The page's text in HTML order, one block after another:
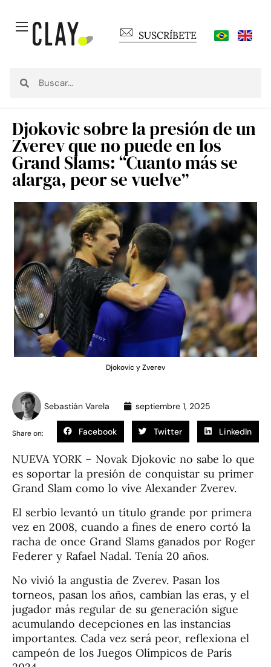
SUSCRÍBETE
Djokovic sobre la presión de un
Zverev que no puede en los
Grand Slams: “Cuanto más se
alarga, peor se vuelve”
Djokovic y Zverev
Sebastián Varela septiembre 1, 2025
Share on: Facebook Twitter LinkedIn
NUEVA YORK – Novak Djokovic no sabe lo que
es soportar la presión de conquistar su primer
Grand Slam como lo vive Alexander Zverev.
El serbio levantó un título grande por primera
vez en 2008, cuando a fines de enero cortó la
racha de once Grand Slams ganados por Roger
Federer y Rafael Nadal. Tenía 20 años.
No vivió la angustia de Zverev. Pasan los
torneos, pasan los años, cambian las eras, y el
jugador más regular de su generación sigue
acumulando decepciones en las instancias
importantes. Cada vez será peor, reflexiona el
campeón de los Juegos Olímpicos de París